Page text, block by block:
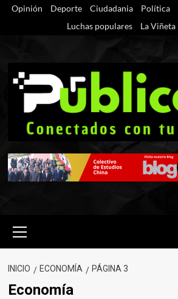
SaltarOpinión Deporte Ciudadania Política
Luchas populares
La Viñeta
primario
INICIO ECONOMÍA PÁGINA 3
Economía